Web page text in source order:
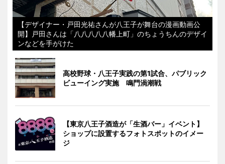
【デザイナー・戸田光祐さんが八王子が舞台の漫画動画公
開】戸田さんは「八八八八八幡上町」のちょうちんのデザイ
ンなどを手がけた
高校野球・八王子実践の第1試合、パブリック
ビューイング実施 鳴門渦潮戦
【東京八王子酒造が「生酒バー」イベント】
ショップに設置するフォトスポットのイメー
ジ